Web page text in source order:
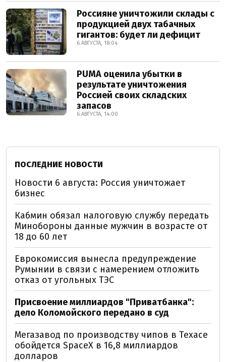
Россияне уничтожили склады с
продукцией двух табачных
гигантов: будет ли дефицит
6 АВГУСТА, 18:04
PUMA оценила убытки в
результате уничтожения
Россией своих складских
запасов
6 АВГУСТА, 14:00
ПОСЛЕДНИЕ НОВОСТИ
Новости 6 августа: Россия уничтожает
бизнес
Кабмин обязал налоговую службу передать
Минобороны данные мужчин в возрасте от
18 до 60 лет
Еврокомиссия вынесла предупреждение
Румынии в связи с намерением отложить
отказ от угольных ТЭС
Присвоение миллиардов "Приватбанка":
дело Коломойского передано в суд
Мегазавод по производству чипов в Техасе
обойдется SpaceX в 16,8 миллиардов
долларов